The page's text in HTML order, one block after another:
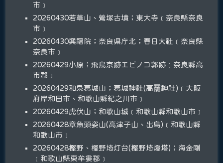
市﹞
20260430若草山、鶯塚古墳；東大寺﹝奈良縣奈良
市﹞
20260430興福院；奈良県庁北；春日大社﹝奈良縣
奈良市﹞
20260429小原；飛鳥京跡エビノコ郭跡﹝奈良縣高
市郡﹞
20260429和泉葛城山；葛城神社(高龗神社)﹝大阪
府岸和田市、和歌山縣紀之川市﹞
20260429虎伏山；和歌山城﹝和歌山縣和歌山市﹞
20260428章魚頭姿山(高津子山、出島)﹝和歌山縣
和歌山市﹞
20260428樫野、樫野埼灯台(樫野埼燈塔)；海金剛
﹝和歌山縣東牟婁郡﹞